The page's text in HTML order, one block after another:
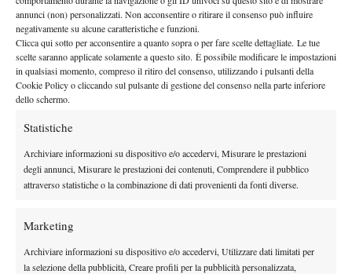
annunci (non) personalizzati. Non acconsentire o ritirare il consenso può influire
negativamente su alcune caratteristiche e funzioni.
Clicca qui sotto per acconsentire a quanto sopra o per fare scelte dettagliate. Le tue
scelte saranno applicate solamente a questo sito. È possibile modificare le impostazioni
in qualsiasi momento, compreso il ritiro del consenso, utilizzando i pulsanti della
Cookie Policy o cliccando sul pulsante di gestione del consenso nella parte inferiore
dello schermo.
Statistiche
Archiviare informazioni su dispositivo e/o accedervi, Misurare le prestazioni
degli annunci, Misurare le prestazioni dei contenuti, Comprendere il pubblico
attraverso statistiche o la combinazione di dati provenienti da fonti diverse.
Marketing
Archiviare informazioni su dispositivo e/o accedervi, Utilizzare dati limitati per
la selezione della pubblicità, Creare profili per la pubblicità personalizzata,
consecutivo i quarti di finale a Parigi. Nella prossima partita
affronterà la trentaseienne Sorana Cirstea, all’ultima stagione
della carriera e, proprio per questo, protagonista inattesa del
2026.
DI TENDENZA
Masters 1000 più sostenibili per tutti”